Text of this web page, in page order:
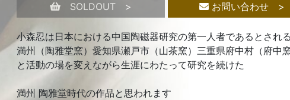
SOLDOUT > お問い合わせ >
小森忍は日本における中国陶磁器研究の第一人者であるとされる
満州（陶雅堂窯）愛知県瀬戸市（山茶窯）三重県府中村（府中
と活動の場を変えながら生涯にわたって研究を続けた
満州 陶雅堂時代の作品と思われます